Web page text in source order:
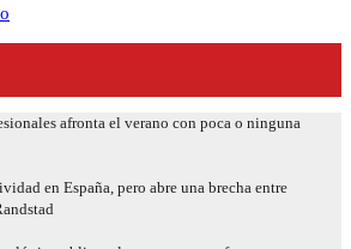
afronta el verano con poca o ninguna
en España, pero abre una brecha entre